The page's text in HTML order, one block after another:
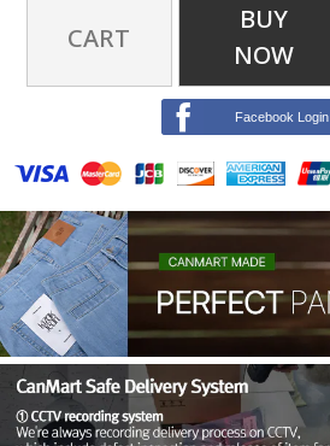
CART
BUY
NOW
Facebook Login